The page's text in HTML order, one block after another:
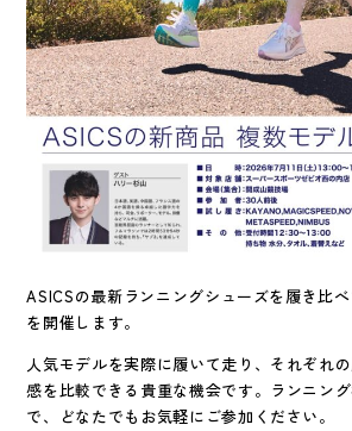
ASICSの最新ランニングシューズを履き比
を開催します。
人気モデルを実際に履いて走り、それぞれ
感を比較できる貴重な機会です。ランニン
で、どなたでもお気軽にご参加ください。